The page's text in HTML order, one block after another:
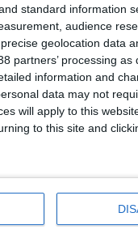
standard information
audience
geolocation data
partners’ processing
information and
data may not
will apply to this
to this site and